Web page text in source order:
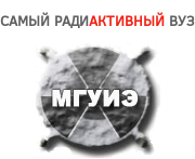
САМЫЙ РАДИАКТИВНЫЙ ВУЗ